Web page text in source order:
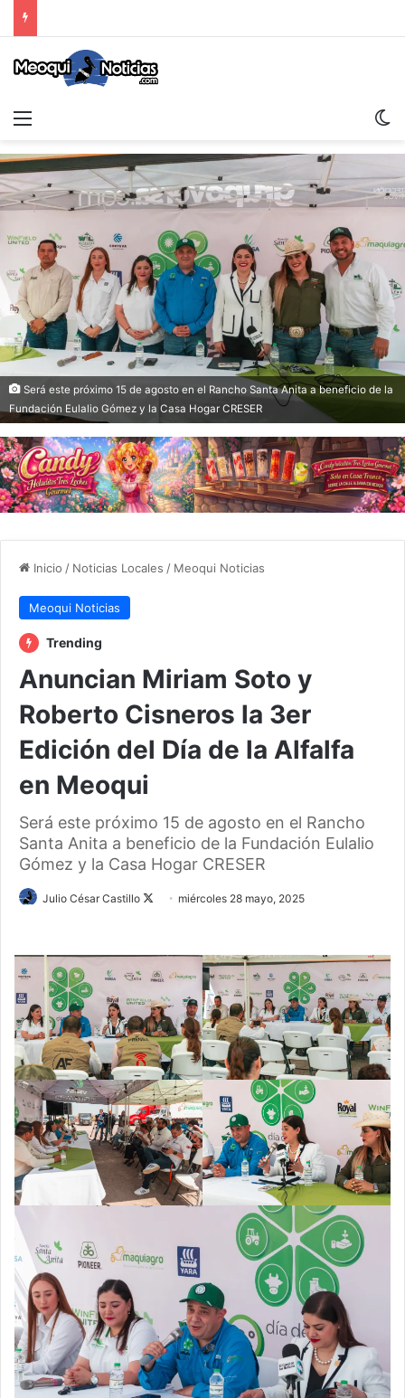
Menu
Será este próximo 15 de agosto en el Rancho Santa Anita a beneficio de la
Fundación Eulalio Gómez y la Casa Hogar CRESER
Inicio / Noticias Locales / Meoqui Noticias
Meoqui Noticias
Trending
Anuncian Miriam Soto y
Roberto Cisneros la 3er
Edición del Día de la Alfalfa
en Meoqui
Será este próximo 15 de agosto en el Rancho
Santa Anita a beneficio de la Fundación Eulalio
Gómez y la Casa Hogar CRESER
Julio César Castillo
Followmiércoles 28 mayo, 2025